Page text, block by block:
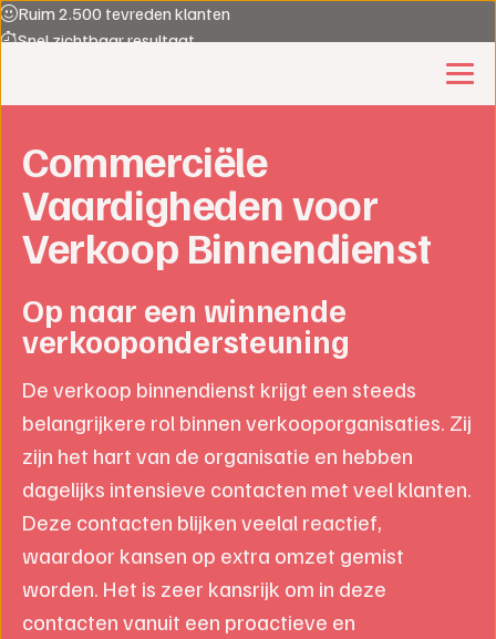
Ruim 2.500 tevreden klanten
Snel zichtbaar resultaat
Commerciële
Vaardigheden voor
Verkoop Binnendienst
Op naar een winnende
verkoopondersteuning
De verkoop binnendienst krijgt een steeds
belangrijkere rol binnen verkooporganisaties. Zij
zijn het hart van de organisatie en hebben
dagelijks intensieve contacten met veel klanten.
Deze contacten blijken veelal reactief,
waardoor kansen op extra omzet gemist
worden. Het is zeer kansrijk om in deze
contacten vanuit een proactieve en